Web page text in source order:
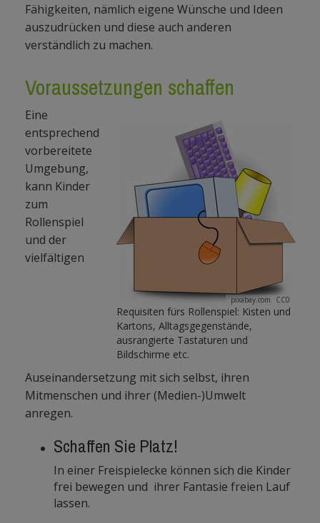
Fähigkeiten, nämlich eigene Wünsche und Ideen
auszudrücken und diese auch anderen
verständlich zu machen.
Voraussetzungen schaffen
pixabay.com CC0
Requisiten fürs Rollenspiel: Kisten und
Kartons, Alltagsgegenstände,
ausrangierte Tastaturen und
Bildschirme etc.
Eine
entsprechend
vorbereitete
Umgebung,
kann Kinder
zum
Rollenspiel
und der
vielfältigen
Auseinandersetzung mit sich selbst, ihren
Mitmenschen und ihrer (Medien-)Umwelt
anregen.
Schaffen Sie Platz!
In einer Freispielecke können sich die Kinder
frei bewegen und ihrer Fantasie freien Lauf
lassen.